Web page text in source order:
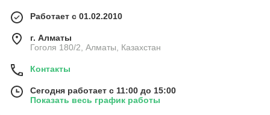
Работает с 01.02.2010
г. Алматы
Гоголя 180/2, Алматы, Казахстан
Контакты
Сегодня работает с 11:00 до 15:00
Показать весь график работы